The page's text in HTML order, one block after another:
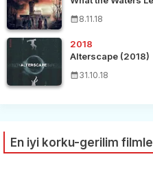
8.11.18
2018
Alterscape (2018)
31.10.18
En iyi korku-gerilim